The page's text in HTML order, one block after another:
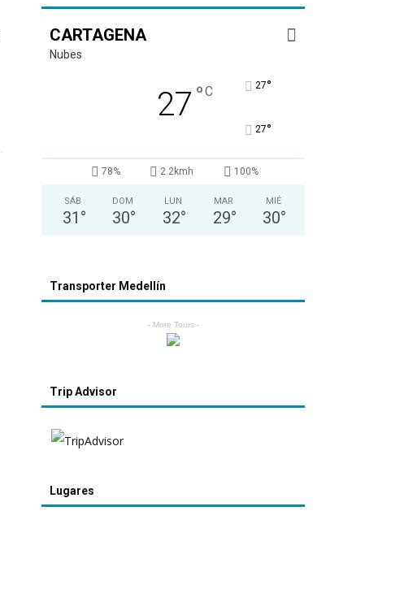
CARTAGENA
Nubes
27 °C 27°
27°
78% 2.2kmh 100%
SÁB
31 °
DOM
30°
LUN
32°
MAR
29°
MIÉ
30°
Transporter Medellín
- More Tours -
Trip Advisor
Lugares